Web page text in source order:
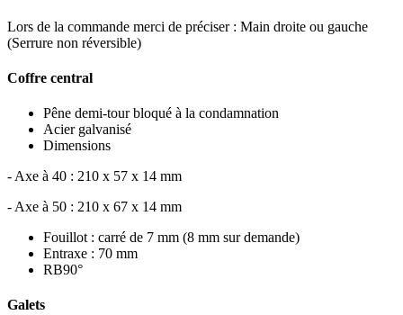
Lors de la commande merci de préciser : Main droite ou gauche
(Serrure non réversible)
Coffre central
Pêne demi-tour bloqué à la condamnation
Acier galvanisé
Dimensions
- Axe à 40 : 210 x 57 x 14 mm
- Axe à 50 : 210 x 67 x 14 mm
Fouillot : carré de 7 mm (8 mm sur demande)
Entraxe : 70 mm
RB90°
Galets